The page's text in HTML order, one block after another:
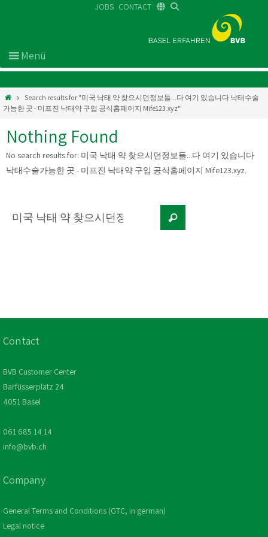
JOBS CONTACT
Search results for "미국 낙태 약 찾으시던정보들...다 여기 있습니다 낙태수술
가능한 곳 - 미프진 낙태약 구입 공식홈페이지 Mife123.xyz"
Nothing Found
No search results for: 미국 낙태 약 찾으시던정보들...다 여기 있습니다
낙태수술가능한 곳 - 미프진 낙태약 구입 공식홈페이지 Mife123.xyz.
Contact
BVB Customer Center
Barfüsserplatz 24
4051 Basel
061 685 14 14
info@bvb.ch
Company
General Terms and Conditions (GTC, in german)
Legal notice